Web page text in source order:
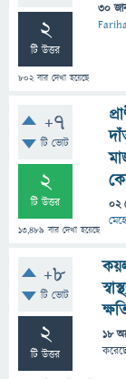
2
টি উত্তর
802বার দেখা হয়েছে
30
+7
টি ভোট
2
টি উত্তর
13,489 বার দেখা হয়েছে
02
+8
টি ভোট
2
টি উত্তর
18